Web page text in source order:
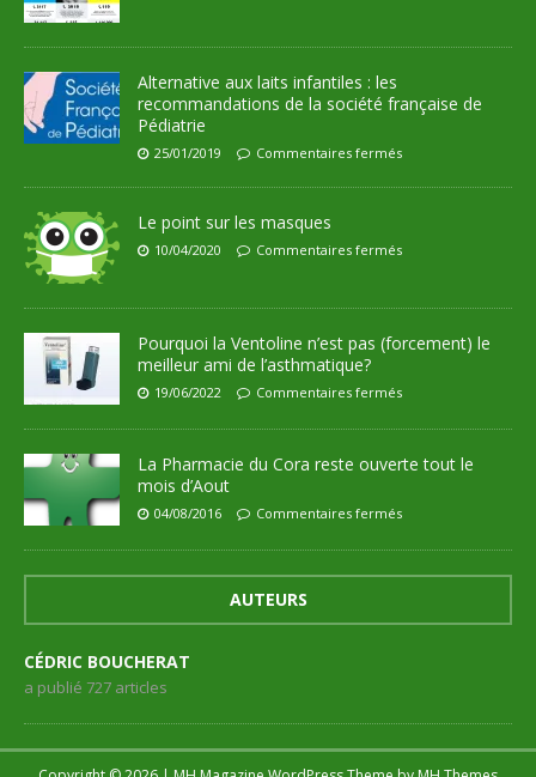
Alternative aux laits infantiles : les
recommandations de la société française de
Pédiatrie
25/01/2019 Commentaires fermés
Le point sur les masques
10/04/2020 Commentaires fermés
Pourquoi la Ventoline n’est pas (forcement) le
meilleur ami de l’asthmatique?
19/06/2022 Commentaires fermés
La Pharmacie du Cora reste ouverte tout le
mois d’Aout
04/08/2016 Commentaires fermés
AUTEURS
CÉDRIC BOUCHERAT
a publié 727 articles